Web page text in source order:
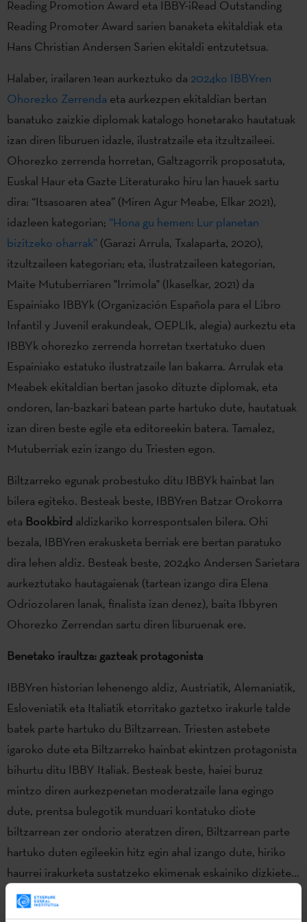
Reading Promotion Award eta IBBY-iRead Outstanding
Reading Promoter Award sarien banaketa ekitaldiak eta
Hans Christian Andersen Sarien ekitaldi entzutetsua.
Halaber, irailaren 1ean aurkeztuko da 2024ko IBBYren
Ohorezko Zerrenda eta aurkezpen ekitaldian bertan
banatuko zaizkie diplomak katalogo honetarako hautatuak
izan diren liburuen idazle, ilustratzaile eta itzultzaileei.
Ohorezko zerrenda horretan, Galtzagorrik proposatuta,
Euskal Haur eta Gazte Literaturako hiru lan hauek sartu
dira: “Itsasoaren atea” (Miren Agur Meabe, Elkar 2021),
idazleen kategorian; “Hona gu hemen: Lur planetan
bizitzeko oharrak” (Garazi Arrula, Txalaparta, 2020),
itzultzaileen kategorian; eta, ilustratzaileen kategorian,
Maite Mutuberriaren "Irrimola" (Ikaselkar, 2021) da
Espainiako IBBYk (Organización Española para el Libro
Infantil y Juvenil erakundeak, OEPLIk, alegia) aurkeztu eta
IBBYk ohorezko zerrenda horretan txertatuko duen
Espainiako estatuko ilustratzaile lan bakarra. Arrulak eta
Meabek ekitaldian bertan jasoko dituzte diplomak, eta
ondoren, lan-bazkari batean parte hartuko dute, hautatuak
izan diren beste egile eta editoreekin batera. Tamalez,
Mutuberriak ezin izango du Triesten egon.
Biltzarreko egunak probestuko ditu IBBYk hainbat lan
bilera egiteko. Besteak beste, IBBYren Batzar Orokorra
eta Bookbird aldizkariko korrespontsalen bilera. Ohi
bezala, IBBYren erakusketa berriak ere bertan paratuko
dira lehen aldiz. Besteak beste, 2024ko Andersen Sarietara
aurkeztutako hautagaienak (tartean izango dira Elena
Odriozolaren lanak, finalista izan denez), baita Ibbyren
Ohorezko Zerrendan sartu diren liburuenak ere.
Benetako iraultza: gazteak protagonista
IBBYren historian lehenengo aldiz, Austriatik, Alemaniatik,
Esloveniatik eta Italiatik etorritako gaztetxo irakurle talde
batek parte hartuko du Biltzarrean. Triesten astebete
igaroko dute eta Biltzarreko hainbat ekintzen protagonista
bihurtu ditu IBBY Italiak. Besteak beste, haiei buruz
mintzo diren aurkezpenetan moderatzaile lana egingo
dute, prentsa bulegotik munduari kontatuko diote
biltzarrean zer ondorio ateratzen diren, Biltzarrean parte
hartuko duten egileekin hitz egin ahal izango dute, hiriko
haurrei irakurketa sustatzeko ekimenak eskainiko dizkiete...
Haur eta Gazte Literaturari buruz helduek bakarrik ez,
oraingoan, gazteek ere hausnartu eta hitz egin ahal izango